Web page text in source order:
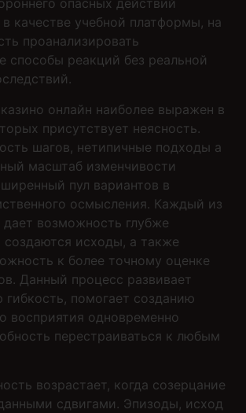
опасных действий
качестве учебной платформы, на
проанализировать
способы реакций без реальной
онлайн наиболее выражен в
присутствует неясность.
шагов, нетипичные подходы а
масштаб изменчивости
пул вариантов в
осмысления. Каждый из
дает возможность глубже
создаются исходы, а также
к более точному оценке
Данный процесс развивает
гибкость, помогает созданию
восприятия одновременно
перестраиваться к любым
возрастает, когда созерцание
сдвигами. Эпизоды, исход